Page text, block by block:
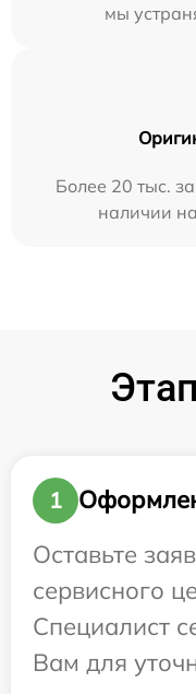
мы
Более 20 тыс.
наличии
1
Оставьте
сервисного
Специалист
Вам для